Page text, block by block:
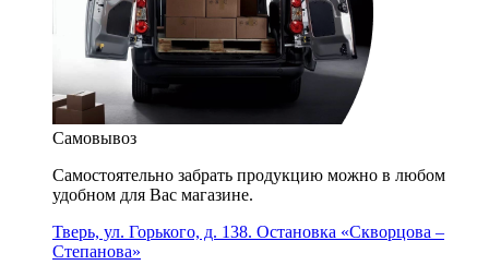
Самовывоз
Самостоятельно забрать продукцию можно в любом
удобном для Вас магазине.
Тверь, ул. Горького, д. 138. Остановка «Скворцова –
Степанова»